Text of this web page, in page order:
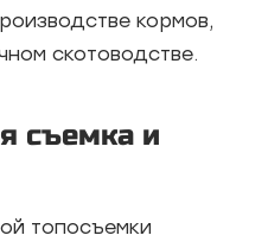
кормов,
скотоводстве.
съемка и
топосъемки